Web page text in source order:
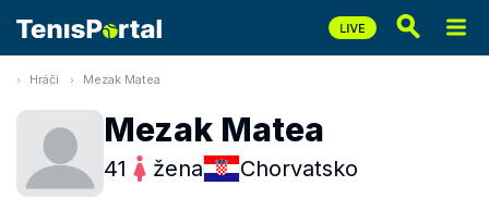
Hráči Mezak Matea
Mezak Matea
41 žena Chorvatsko